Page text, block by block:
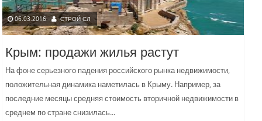
06.03.2016 СТРОЙ СЛ
Крым: продажи жилья растут
На фоне серьезного падения российского рынка недвижимости,
положительная динамика наметилась в Крыму. Например, за
последние месяцы средняя стоимость вторичной недвижимости в
среднем по стране снизилась...